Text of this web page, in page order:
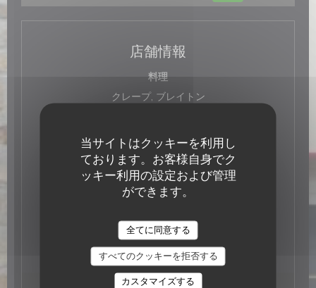
当サイトはクッキーを利用し
ております。お客様自身でク
ッキー利用の設定および管理
ができます。
全てに同意する
すべてのクッキーを拒否する
カスタマイズする
店舗情報
料理
クレープ, ブレイトン
サービス
宅配, 専用駐車場, 庭園, 遊び場, グループ, バリアフ
リーアクセス, テラス, 離れて
ご利用可能なお支払い方法
クレジットカード, アップルペイ, ユーロカード /マ
スターカード, 現金, ホリデーバウチャー, チェック,
カルトブルー